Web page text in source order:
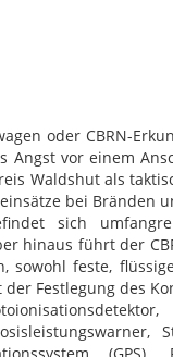
oder CBRN-
Angst vor einem
Waldshut als
bei Bränden
sich
hinaus führt der
sowohl feste,
Festlegung des